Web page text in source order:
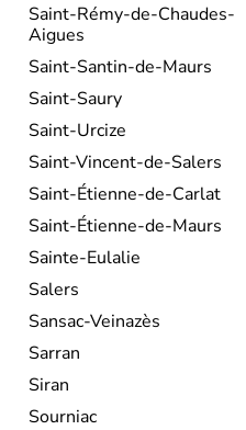
Saint-Rémy-de-Chaudes-
Aigues
Saint-Santin-de-Maurs
Saint-Saury
Saint-Urcize
Saint-Vincent-de-Salers
Saint-Étienne-de-Carlat
Saint-Étienne-de-Maurs
Sainte-Eulalie
Salers
Sansac-Veinazès
Sarran
Siran
Sourniac